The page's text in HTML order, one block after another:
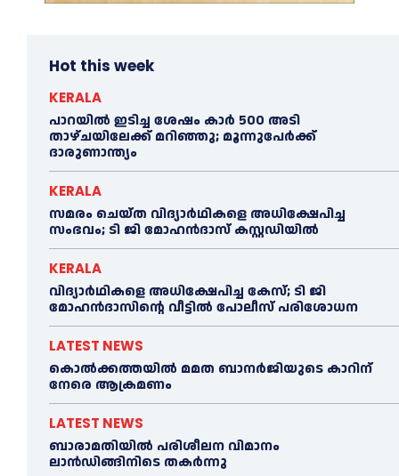
Hot this week
KERALA
പാറയിൽ ഇടിച്ച ശേഷം കാർ 500 അടി
താഴ്ചയിലേക്ക് മറിഞ്ഞു; മൂന്നുപേർക്ക്
ദാരുണാന്ത്യം
KERALA
സമരം ചെയ്ത വിദ്യാര്‍ഥികളെ അധിക്ഷേപിച്ച
സംഭവം; ടി ജി മോഹന്‍ദാസ് കസ്റ്റഡിയിൽ
KERALA
വിദ്യാര്‍ഥികളെ അധിക്ഷേപിച്ച കേസ്; ടി ജി
മോഹന്‍ദാസിന്റെ വീട്ടില്‍ പോലീസ് പരിശോധന
LATEST NEWS
കൊല്‍ക്കത്തയില്‍ മമത ബാനര്‍ജിയുടെ കാറിന്
നേരെ ആക്രമണം
LATEST NEWS
ബാരാമതിയില്‍ പരിശീലന വിമാനം
ലാന്‍ഡിങ്ങിനിടെ തകര്‍ന്നു